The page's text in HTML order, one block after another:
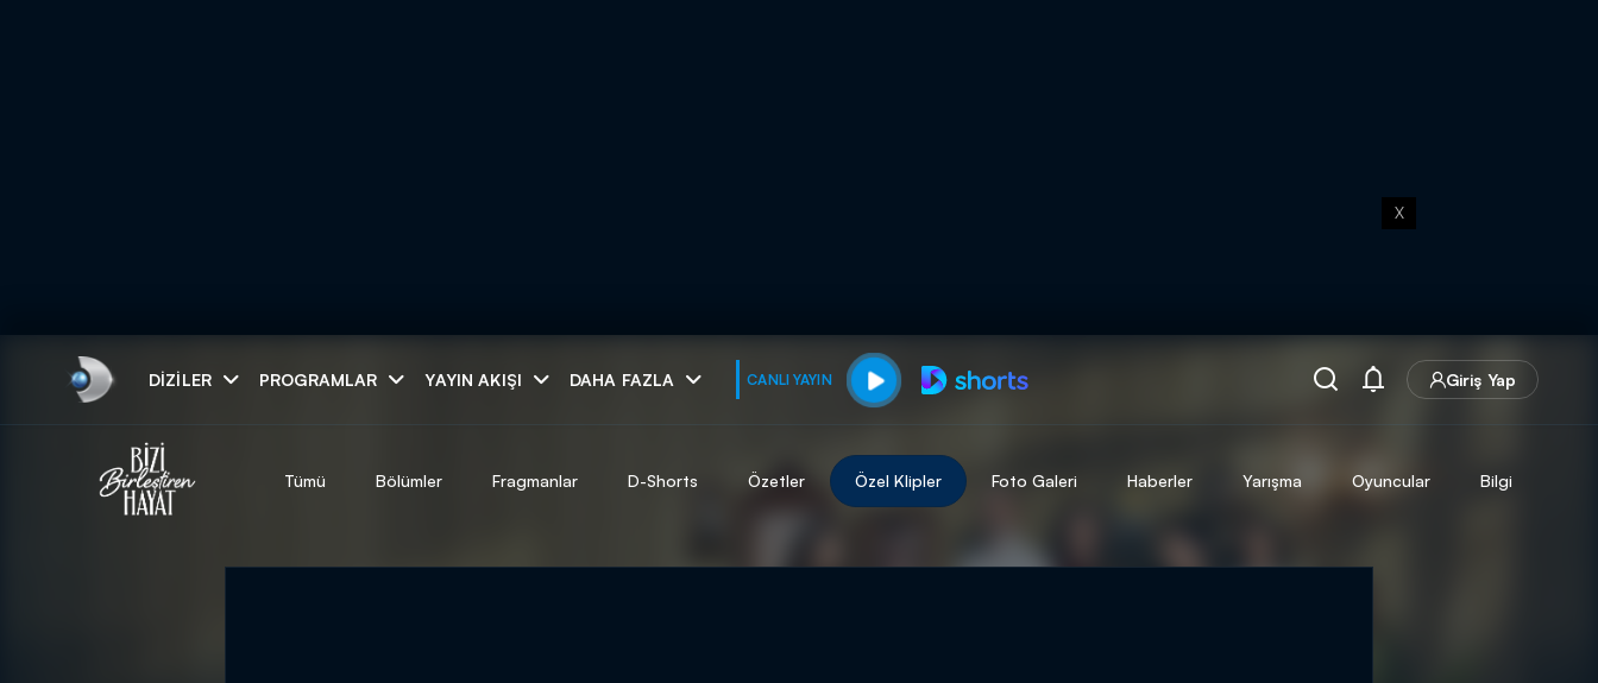
X
DIZILER PROGRAMLAR YAYIN AKIŞI DAHA FAZLA CANLI YAYIN Giriş Yap
muhteşem ikili
Tümü Bölümler Fragmanlar D-Shorts Özetler Özel Klipler Foto Galeri Haberler Yarışma Oyuncular Bilgi